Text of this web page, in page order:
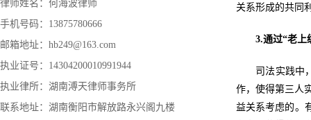
律师姓名：何海波律师
手机号码：13875780666
邮箱地址：hb249@163.com
执业证号：14304200010991944
执业律所：湖南溥天律师事务所
联系地址：湖南衡阳市解放路永兴阁九楼
关系形成的共同
3.通过“老上
司法实践中
作，使得第三人
益关系考虑的。